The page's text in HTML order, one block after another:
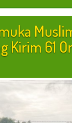
Kirim 61